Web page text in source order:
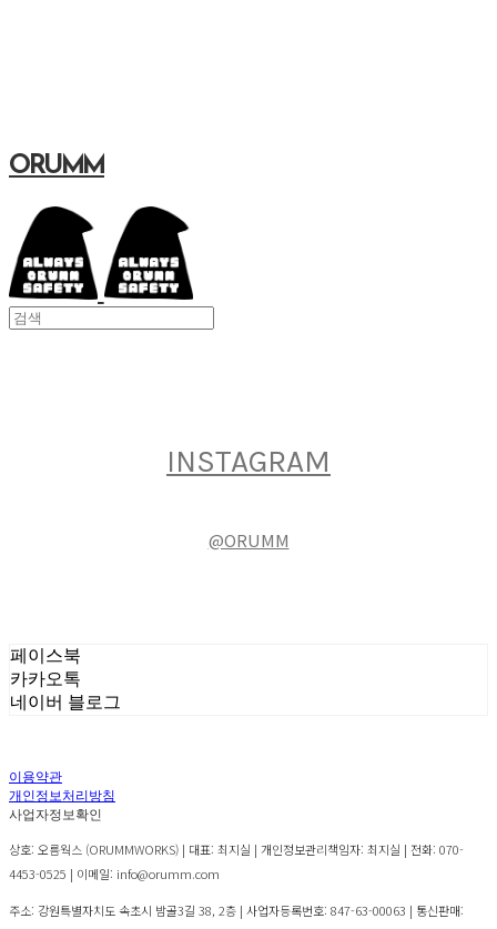
ORUMM
INSTAGRAM
@ORUMM
페이스북
카카오톡
네이버 블로그
이용약관
개인정보처리방침
사업자정보확인
상호: 오름웍스 (ORUMMWORKS) | 대표: 최지실 | 개인정보관리책임자: 최지실 | 전화: 070-
4453-0525 | 이메일: info@orumm.com
주소: 강원특별자치도 속초시 밤골3길 38, 2층 | 사업자등록번호: 847-63-00063 | 통신판매: